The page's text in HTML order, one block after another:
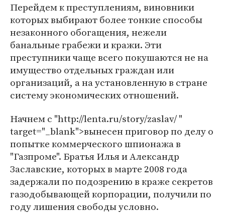
Перейдем к преступлениям, виновники
которых выбирают более тонкие способы
незаконного обогащения, нежели
банальные грабежи и кражи. Эти
преступники чаще всего покушаются не на
имущество отдельных граждан или
организаций, а на установленную в стране
систему экономических отношений.
Начнем с "http://lenta.ru/story/zaslav/ "
target="_blank">вынесен приговор по делу о
попытке коммерческого шпионажа в
"Газпроме". Братья Илья и Александр
Заславские, которых в марте 2008 года
задержали по подозрению в краже секретов
газодобывающей корпорации, получили по
году лишения свободы условно.